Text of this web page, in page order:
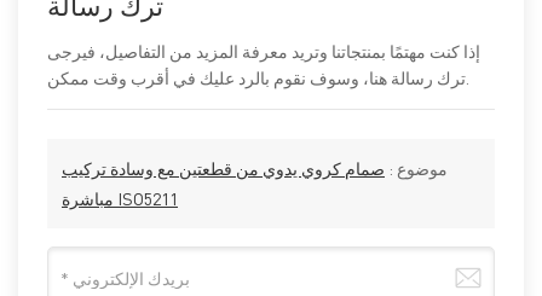
إذا كنت مهتمًا بمنتجاتنا وتريد معرفة المزيد من التفاصيل، فيرجى
موضوع : صمام كروي يدوي من قطعتين مع وسادة تركيب
مباشرة ISO5211